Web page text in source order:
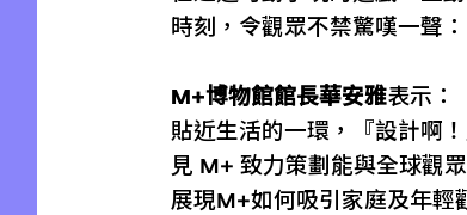
時刻，令觀眾不禁驚嘆一聲
M+博物館館長華安雅表示：
貼近生活的一環，『設計啊
見 M+ 致力策劃能與全球觀
展現M+如何吸引家庭及年輕